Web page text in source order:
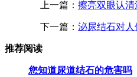
上一篇： 擦亮双眼认
下一篇： 泌尿结石对
推荐阅读
您知道尿道结石的危害吗